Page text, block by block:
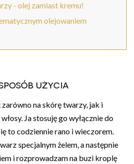
- olej zamiast kremu!
olejowaniem
użycia
na skórę twarzy, jak i
Ja stosuję go wyłącznie do
to codziennie rano i wieczorem.
specjalnym żelem, a następnie
i rozprowadzam na buzi kroplę